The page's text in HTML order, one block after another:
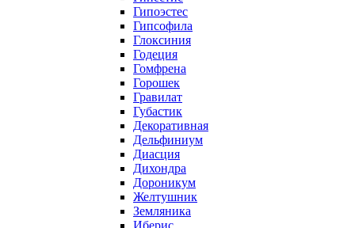
Гипоэстес
Гипсофила
Глоксиния
Годеция
Гомфрена
Горошек
Гравилат
Губастик
Декоративная
Дельфиниум
Диасция
Дихондра
Дороникум
Желтушник
Земляника
Иберис